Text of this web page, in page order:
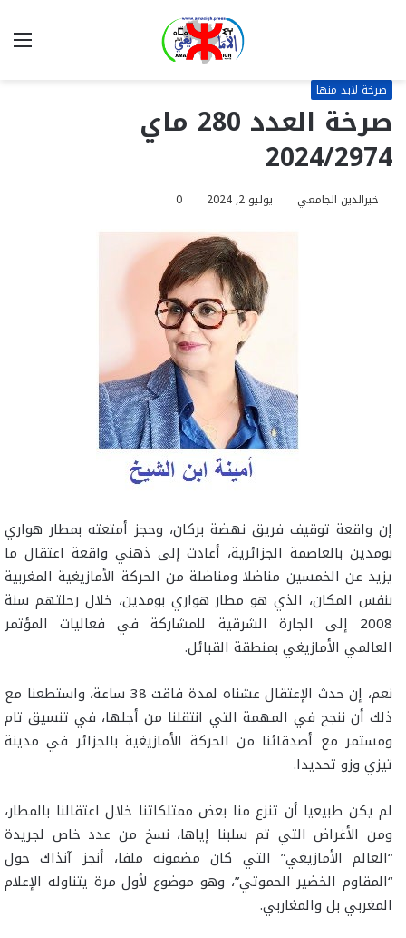
صرخة لابد منها
صرخة العدد 280 ماي
2024/2974
خيرالدين الجامعي يوليو 2, 2024 0
إن واقعة توقيف فريق نهضة بركان، وحجز أمتعته بمطار هواري
بومدين بالعاصمة الجزائرية، أعادت إلى ذهني واقعة اعتقال ما
يزيد عن الخمسين مناضلا ومناضلة من الحركة الأمازيغية المغربية
بنفس المكان، الذي هو مطار هواري بومدين، خلال رحلتهم سنة
2008 إلى الجارة الشرقية للمشاركة في فعاليات المؤتمر
العالمي الأمازيغي بمنطقة القبائل.
نعم، إن حدث الإعتقال عشناه لمدة فاقت 38 ساعة، واستطعنا مع
ذلك أن ننجح في المهمة التي انتقلنا من أجلها، في تنسيق تام
ومستمر مع أصدقائنا من الحركة الأمازيغية بالجزائر في مدينة
تيزي وزو تحديدا.
لم يكن طبيعيا أن تنزع منا بعض ممتلكاتنا خلال اعتقالنا بالمطار،
ومن الأغراض التي تم سلبنا إياها، نسخ من عدد خاص لجريدة
“العالم الأمازيغي” التي كان مضمونه ملفا، أنجز آنذاك حول
“المقاوم الخضير الحموتي”، وهو موضوع لأول مرة يتناوله الإعلام
المغربي بل والمغاربي.